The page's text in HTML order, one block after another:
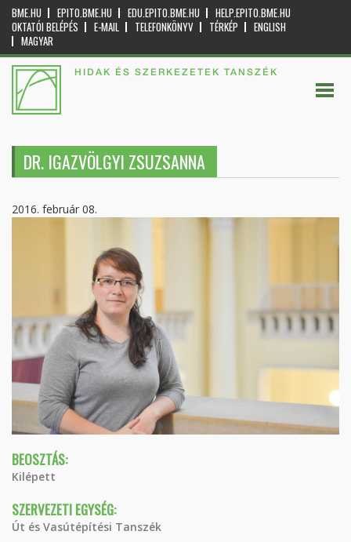
BME.HU EPITO.BME.HU EDU.EPITO.BME.HU
HELP.EPITO.BME.HU
OKTATÓI BELÉPÉS
E-MAIL TELEFONKÖNYV TÉRKÉP
ENGLISH
MAGYAR
HIDAK ÉS SZERKEZETEK TANSZÉK
DR. IGAZVÖLGYI ZSUZSANNA
2016. február 08.
BEOSZTÁS:
Kilépett
SZERVEZETI EGYSÉG:
Út és Vasútépítési Tanszék